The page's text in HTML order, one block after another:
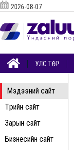
Мэдээний сайт
Төрийн сайт
Зарын сайт
Бизнесийн сайт
2026-08-07
УЛС ТӨР